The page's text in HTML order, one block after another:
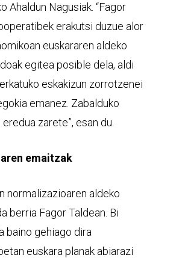
Ahaldun Nagusiak. “Fagor
erakutsi duzue alor
euskararen aldeko
egitea posible dela, aldi
eskakizun zorrotzenei
emanez. Zabalduko
zarete”, esan du.
emaitzak
normalizazioaren aldeko
berria Fagor Taldean. Bi
baino gehiago dira
euskara planak abiarazi